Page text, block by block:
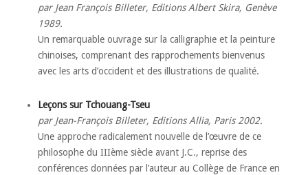
par Jean François Billeter, Editions Albert Skira, Genève
1989.
Un remarquable ouvrage sur la calligraphie et la peinture
chinoises, comprenant des rapprochements bienvenus
avec les arts d’occident et des illustrations de qualité.
Leçons sur Tchouang-Tseu
par Jean-François Billeter, Editions Allia, Paris 2002.
Une approche radicalement nouvelle de l’œuvre de ce
philosophe du IIIème siècle avant J.C., reprise des
conférences données par l’auteur au Collège de France en